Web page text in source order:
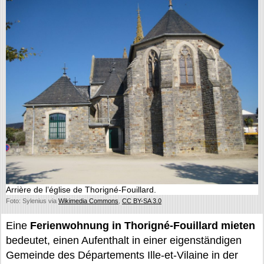
Arrière de l’église de Thorigné-Fouillard.
Foto: Sylenius via Wikimedia Commons CC BY-SA 3.0
Eine Ferienwohnung in Thorigné-Fouillard mieten
bedeutet, einen Aufenthalt in einer eigenständigen
Gemeinde des Départements Ille-et-Vilaine in der